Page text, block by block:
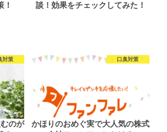
！
談！効果をチェックしてみた！
対策
のが
口臭対策
かほりのおめぐ実で大人気の株式